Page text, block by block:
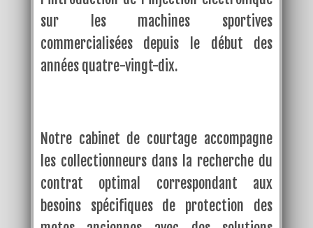
sur les machines sportives
commercialisées depuis le début des
années quatre-vingt-dix.
Notre cabinet de courtage accompagne
les collectionneurs dans la recherche du
contrat optimal correspondant aux
besoins spécifiques de protection des